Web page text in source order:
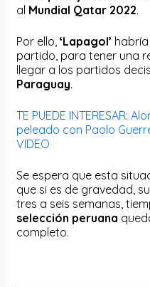
al Mundial Qatar 2022.
Por ello,‘Lapagol’
partido, para tener una
llegar a los partidos
Paraguay.
TE PUEDE INTERESAR:
peleado con Paolo
VIDEO
Se espera que esta
que si es de gravedad,
tres a seis semanas,
selección peruana
completo.